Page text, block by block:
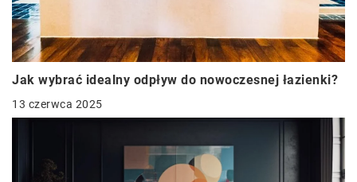
Jak wybrać idealny odpływ do nowoczesnej łazienki?
13 czerwca 2025